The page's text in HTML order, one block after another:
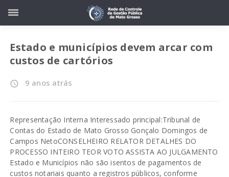
Estado e municípios devem arcar com
custos de cartórios
access_time 9 anos atrás
Representação Interna Interessado principal:Tribunal de
Contas do Estado de Mato Grosso Gonçalo Domingos de
Campos NetoCONSELHEIRO RELATOR DETALHES DO
PROCESSO INTEIRO TEOR VOTO ASSISTA AO JULGAMENTO
Estado e Municípios não são isentos de pagamentos de
custos notariais quanto a registros públicos, conforme